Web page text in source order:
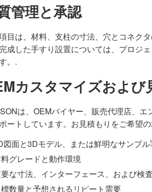
管理と承認
目は、材料、支柱の寸法、穴とコネク
成した手すり設置については、プロジ
。.
カスタマイズおよび
は、OEMバイヤー、販売代理店、
ートしています。お見積もりをご希望
図面と3Dモデル、または鮮明なサンプ
グレードと動作環境
な寸法、インターフェース、および検
数量と予想されるリピート需要